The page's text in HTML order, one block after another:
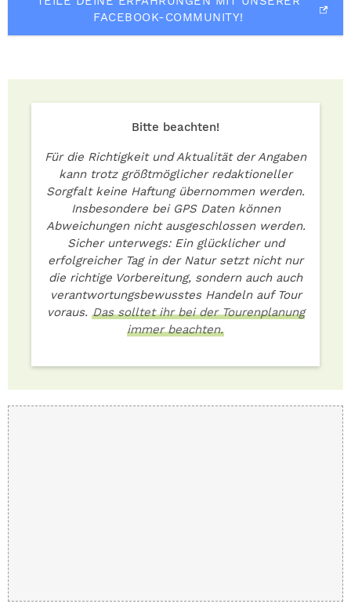
FACEBOOK-COMMUNITY!
Bitte beachten!
Für die Richtigkeit und Aktualität der Angaben
kann trotz größtmöglicher redaktioneller
Sorgfalt keine Haftung übernommen werden.
Insbesondere bei GPS Daten können
Abweichungen nicht ausgeschlossen werden.
Sicher unterwegs: Ein glücklicher und
erfolgreicher Tag in der Natur setzt nicht nur
die richtige Vorbereitung, sondern auch auch
verantwortungsbewusstes Handeln auf Tour
voraus. Das solltet ihr bei der Tourenplanung
immer beachten.